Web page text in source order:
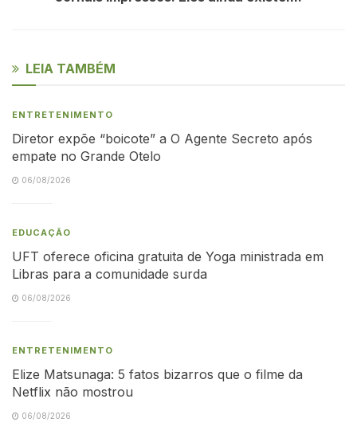
LEIA TAMBÉM
ENTRETENIMENTO
Diretor expõe “boicote” a O Agente Secreto após
empate no Grande Otelo
06/08/2026
EDUCAÇÃO
UFT oferece oficina gratuita de Yoga ministrada em
Libras para a comunidade surda
06/08/2026
ENTRETENIMENTO
Elize Matsunaga: 5 fatos bizarros que o filme da
Netflix não mostrou
06/08/2026